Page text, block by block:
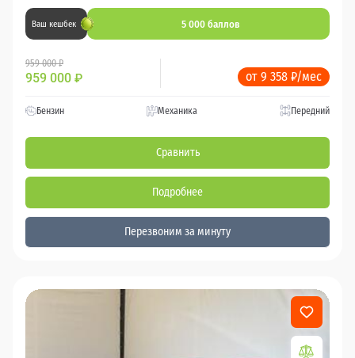
Ваш кешбек 5 000 баллов
959 000 ₽
959 000 ₽ от 9 358 ₽/мес
Бензин Механика Передний
Сравнить
Подробнее
Перезвоним за минуту